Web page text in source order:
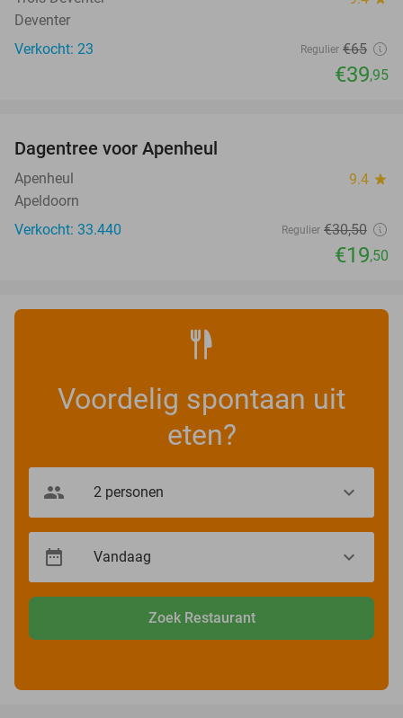
Deventer
Verkocht: 23
Regulier €65
€39,95
Dagentree voor Apenheul
Apenheul 9.4 star
Apeldoorn
Verkocht: 33.440
Regulier €30,50
€19,50
Voordelig spontaan uit
eten?
Zoek Restaurant